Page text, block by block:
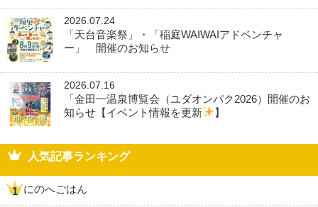
2026.07.24
「天台音楽祭」・「稲庭WAIWAIアドベンチャ
ー」 開催のお知らせ
2026.07.16
「金田一温泉博覧会（ユダオンパク2026）開催のお
知らせ【イベント情報を更新
】
人気記事ランキング
にのへごはん